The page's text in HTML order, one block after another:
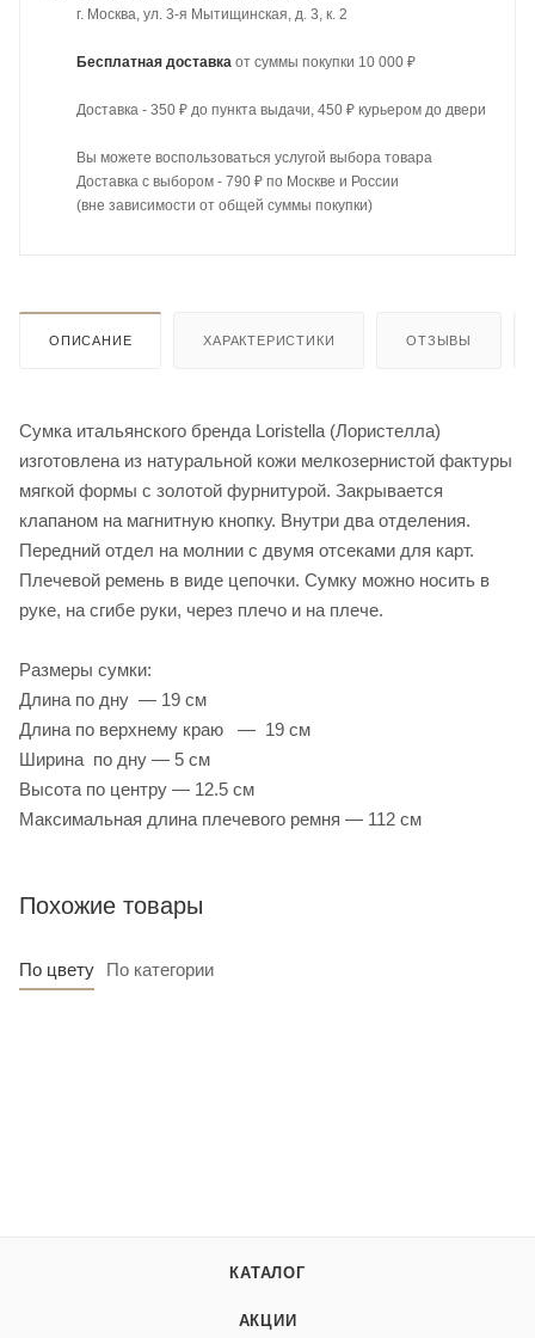
г. Москва, ул. 3-я Мытищинская, д. 3, к. 2
Бесплатная доставка от суммы покупки 10 000 ₽
Доставка - 350 ₽ до пункта выдачи, 450 ₽ курьером до двери
Вы можете воспользоваться услугой выбора товара
Доставка с выбором - 790 ₽ по Москве и России
(вне зависимости от общей суммы покупки)
ОПИСАНИЕ ХАРАКТЕРИСТИКИ ОТЗЫВЫ
Сумка итальянского бренда Loristella (Лористелла)
изготовлена из натуральной кожи мелкозернистой фактуры
мягкой формы с золотой фурнитурой. Закрывается
клапаном на магнитную кнопку. Внутри два отделения.
Передний отдел на молнии с двумя отсеками для карт.
Плечевой ремень в виде цепочки. Сумку можно носить в
руке, на сгибе руки, через плечо и на плече.
Размеры сумки:
Длина по дну — 19 см
Длина по верхнему краю — 19 см
Ширина по дну — 5 см
Высота по центру — 12.5 см
Максимальная длина плечевого ремня — 112 см
Похожие товары
По цвету По категории
КАТАЛОГ
АКЦИИ